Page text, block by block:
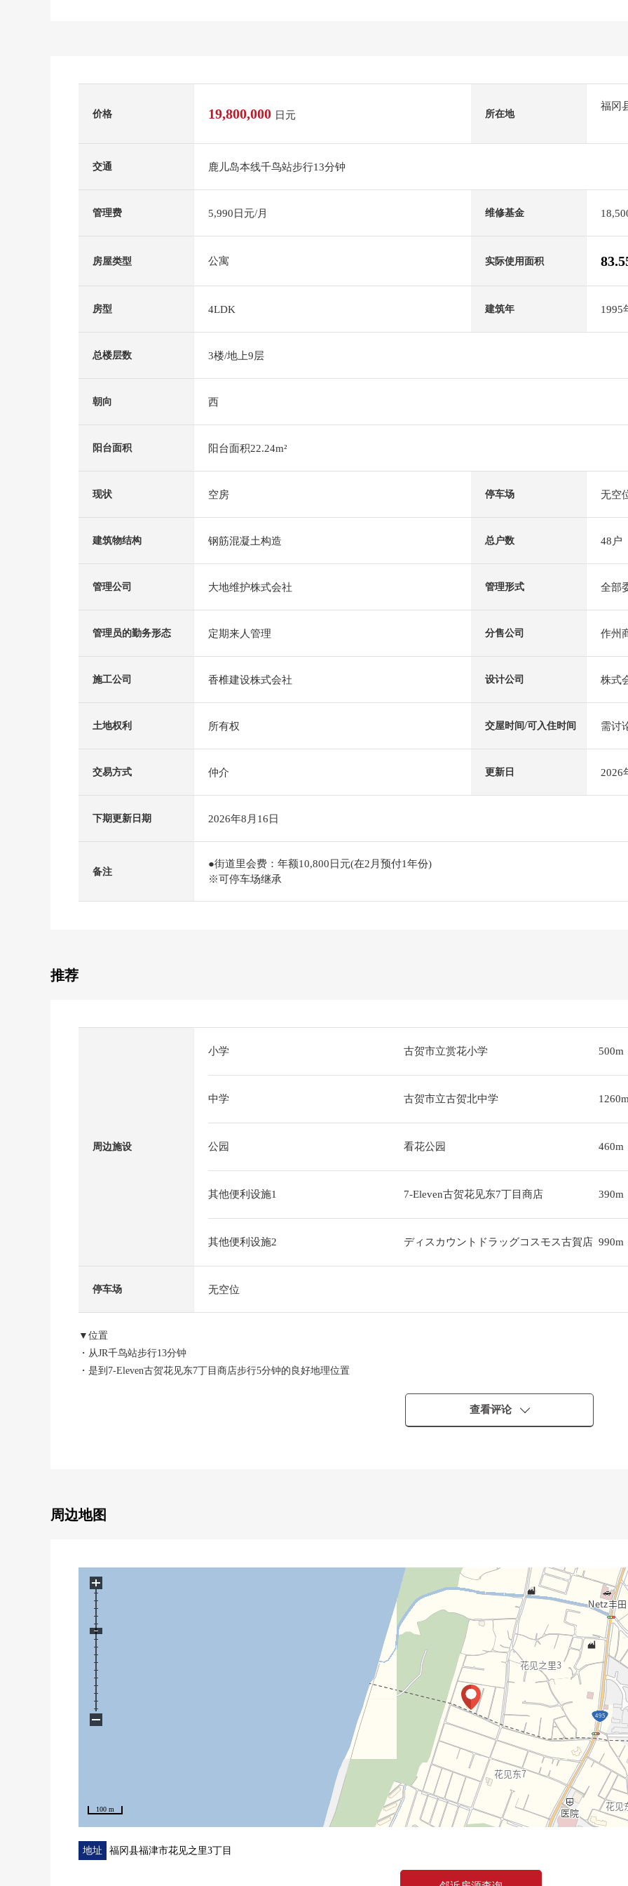
价格 19,800,000 日元 所在地
福冈
交通 鹿儿岛本线千鸟站步行13分钟
管理费 5,990日元/月 维修基金
房屋类型 公寓 实际使用面积
房型 4LDK 建筑年 1995
总楼层数 3楼/地上9层
朝向 西
阳台面积 阳台面积22.24m²
现状 空房 停车场 无空
建筑物结构 钢筋混凝土构造 总户数 48户
管理公司 大地维护株式会社 管理形式 全部
管理员的勤务形态 定期来人管理 分售公司 作州
施工公司 香椎建设株式会社 设计公司 株式
土地权利 所有权 交屋时间/可入住时间 需讨
交易方式 仲介 更新日 2026
下期更新日期 2026年8月16日
备注
●街道里会费：年额10,800日元(在2月预付1年份)
※可停车场继承
推荐
周边施设
小学 古贺市立赏花小学 500m
中学 古贺市立古贺北中学
公园 看花公园 460m
其他便利设施1 7-Eleven古贺花见东7丁目商店 390m
其他便利设施2 ディスカウントドラッグコスモス古賀店 990m
停车场 无空位
▼位置
・从JR千鸟站步行13分钟
・是到7-Eleven古贺花见东7丁目商店步行5分钟的良好地理位置
▼设备
・厨房，整体卫浴，盥洗台，厕所全部已换新
・全室地板，地板张替
查看评论
周边地图
100 m
+
−
地址 福冈县福津市花见之里3丁目